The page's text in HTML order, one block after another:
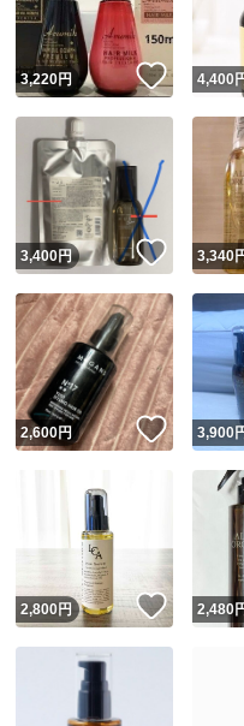
いいね！
3,220円 いいね！
4,400
いいね！
3,400円 いいね！
3,340
いいね！
2,600円 いいね！
3,900
いいね！
2,800円 いいね！
2,480